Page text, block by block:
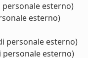
personale esterno)
esterno)
personale esterno)
personale esterno)